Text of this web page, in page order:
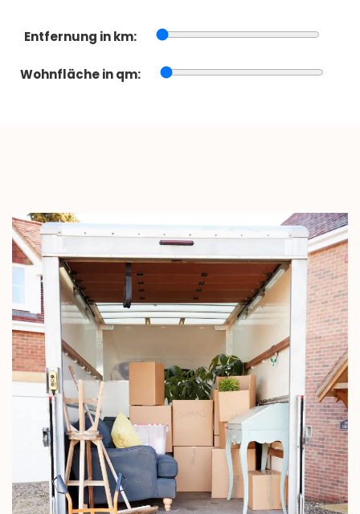
Entfernung in km:
Wohnfläche in qm: